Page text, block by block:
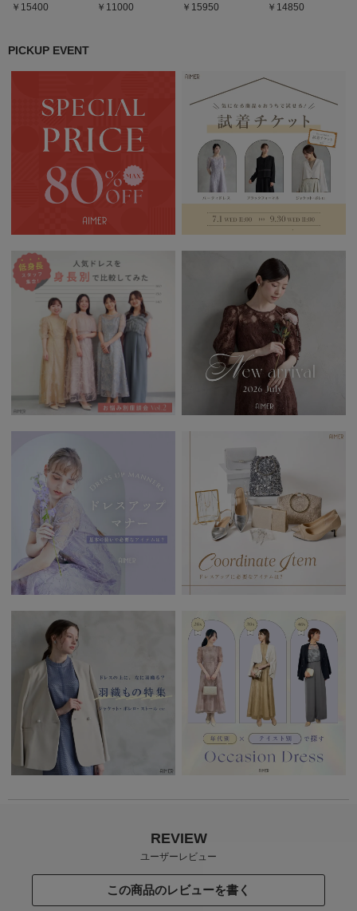
15400 11000 15950 14850
PICKUP EVENT
REVIEW
ユーザーレビュー
この商品のレビューを書く